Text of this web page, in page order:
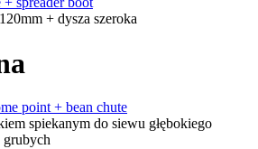
+ dysza szeroka
spiekanym do siewu głębokiego
grubych